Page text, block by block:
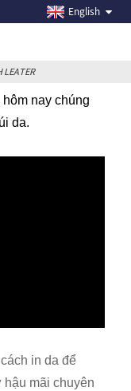
English
LEATER
in túi tote/túi
nay chúng
da.
in da để
mãi chuyên